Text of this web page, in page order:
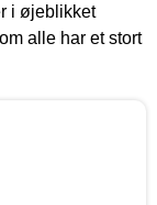
i øjeblikket
alle har et stort